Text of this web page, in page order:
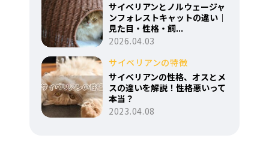
サイベリアンとノルウェージャ
ンフォレストキャットの違い｜
見た目・性格・飼...
2026.04.03
サイベリアンの特徴
サイベリアンの性格、オスとメ
スの違いを解説！性格悪いって
本当？
2023.04.08